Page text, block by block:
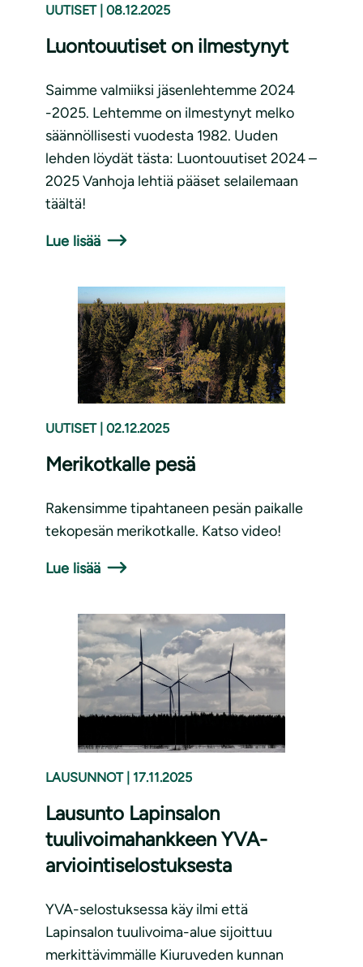
UUTISET 08.12.2025
Luontouutiset on ilmestynyt
Saimme valmiiksi jäsenlehtemme 2024
-2025. Lehtemme on ilmestynyt melko
säännöllisesti vuodesta 1982. Uuden
lehden löydät tästa: Luontouutiset 2024 –
2025 Vanhoja lehtiä pääset selailemaan
täältä!
Lue lisää
UUTISET 02.12.2025
Merikotkalle pesä
Rakensimme tipahtaneen pesän paikalle
tekopesän merikotkalle. Katso video!
Lue lisää
LAUSUNNOT 17.11.2025
Lausunto Lapinsalon
tuulivoimahankkeen YVA-
arviointiselostuksesta
YVA-selostuksessa käy ilmi että
Lapinsalon tuulivoima-alue sijoittuu
merkittävimmälle Kiuruveden kunnan